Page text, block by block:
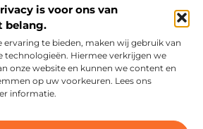
is voor ons van
belang.
ervaring te bieden, maken wij gebruik van
technologieën. Hiermee verkrijgen we
onze website en kunnen we content en
op uw voorkeuren. Lees ons
informatie.
bijzondere in het alledaagse”
je uit om met andere ogen te
blogs die je inspireren, verrassen
het dagelijkse leven onthullen.